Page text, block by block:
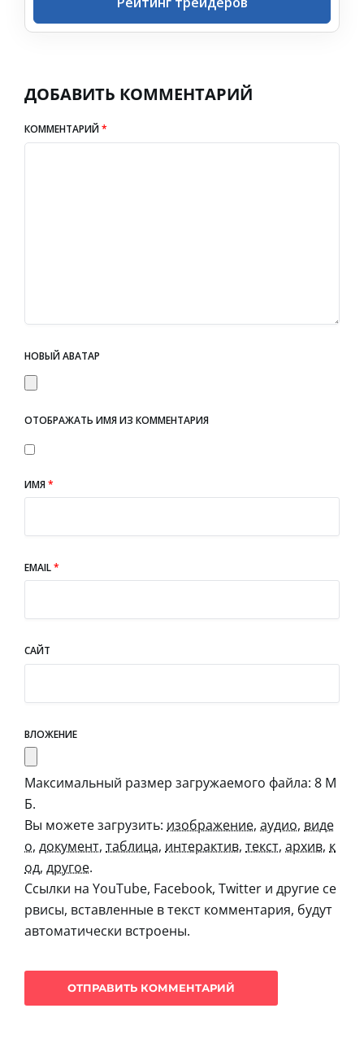
ДОБАВИТЬ КОММЕНТАРИЙ
КОММЕНТАРИЙ*
НОВЫЙ АВАТАР
ОТОБРАЖАТЬ ИМЯ ИЗ КОММЕНТАРИЯ
ИМЯ*
EMAIL*
САЙТ
ВЛОЖЕНИЕ
Максимальный размер загружаемого файла: 8 М
Б.
Вы можете загрузить: изображение, аудио, виде
о, документ, таблица, интерактив, текст, архив, к
од, другое.
Ссылки на YouTube, Facebook, Twitter и другие се
рвисы, вставленные в текст комментария, будут
автоматически встроены.